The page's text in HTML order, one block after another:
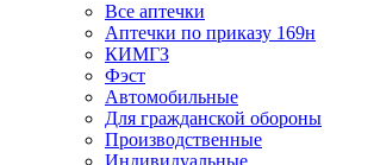
Все аптечки
Аптечки по приказу 169н
КИМГЗ
Фэст
Автомобильные
Для гражданской обороны
Производственные
Индивидуальные